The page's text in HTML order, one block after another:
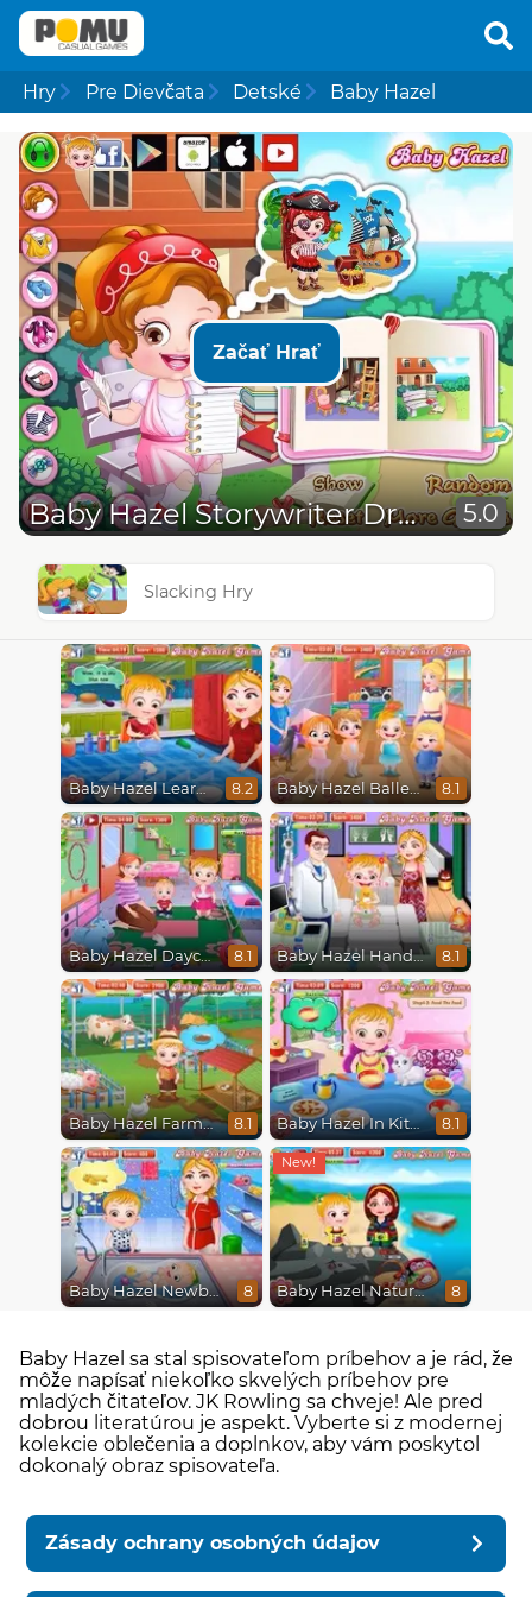
Hry Pre Dievčata Detské Baby Hazel
Začať Hrať
Baby Hazel Storywriter Dressup 5.0
Slacking Hry
Baby Hazel Learns Colors 8.2 Baby Hazel Ballerina Dance 8.1
Baby Hazel Daycare 8.1 Baby Hazel Hand Fracture 8.1
Baby Hazel Farm Tour 8.1 Baby Hazel In Kitchen 8.1
Baby Hazel Newborn Vaccination 8 Baby Hazel Nature Explorer 8
Baby Hazel sa stal spisovateľom príbehov a je rád, že
môže napísať niekoľko skvelých príbehov pre
mladých čitateľov. JK Rowling sa chveje! Ale pred
dobrou literatúrou je aspekt. Vyberte si z modernej
kolekcie oblečenia a doplnkov, aby vám poskytol
dokonalý obraz spisovateľa.
Zásady ochrany osobných údajov